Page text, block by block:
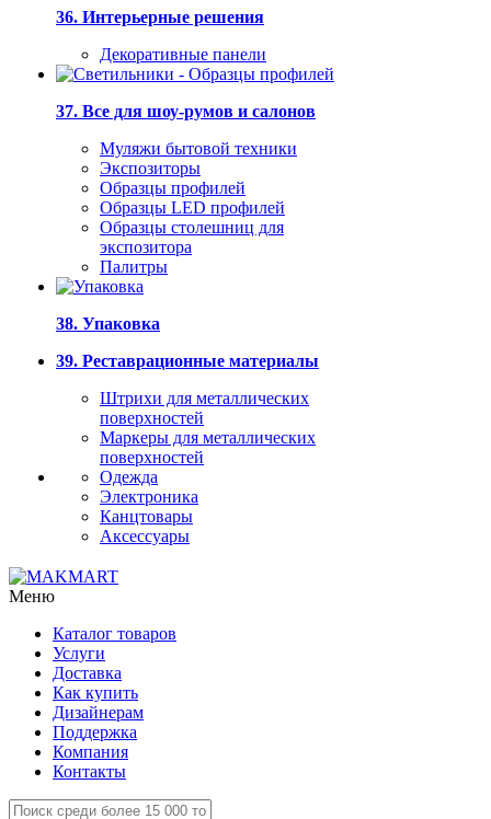
36. Интерьерные решения
Декоративные панели
37. Все для шоу-румов и салонов
Муляжи бытовой техники
Экспозиторы
Образцы профилей
Образцы LED профилей
Образцы столешниц для
экспозитора
Палитры
38. Упаковка
39. Реставрационные материалы
Штрихи для металлических
поверхностей
Маркеры для металлических
поверхностей
Одежда
Электроника
Канцтовары
Аксессуары
Меню
Каталог товаров
Услуги
Доставка
Как купить
Дизайнерам
Поддержка
Компания
Контакты